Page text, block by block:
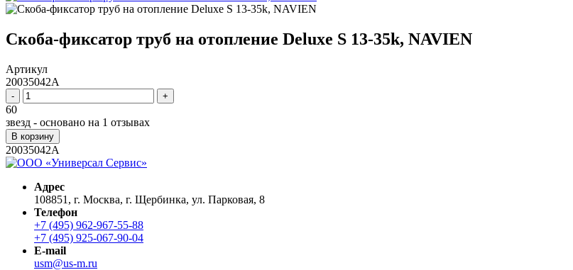
Скоба-фиксатор труб на отопление Deluxe S 13-35k, NAVIEN
Артикул
20035042A
- +
60
звезд - основано на 1 отзывах
В корзину
20035042A
Адрес
108851, г. Москва, г. Щербинка, ул. Парковая, 8
Телефон
+7 (495) 962-967-55-88
+7 (495) 925-067-90-04
E-mail
usm@us-m.ru